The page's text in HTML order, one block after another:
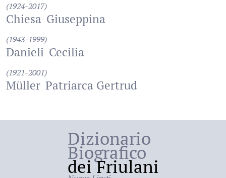
(1924-2017)
Chiesa Giuseppina
(1943-1999)
Danieli Cecilia
(1921-2001)
Müller Patriarca Gertrud
Dizionario
Biografico
dei Friulani